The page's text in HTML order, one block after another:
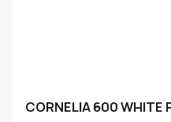
CORNELIA 600 WHITE